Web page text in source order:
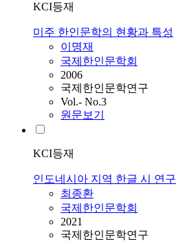
KCI등재
미주 한인문학의 현황과 특성
이명재
국제한인문학회
2006
국제한인문학연구
Vol.- No.3
원문보기
KCI등재
인도네시아 지역 한글 시 연구
최종환
국제한인문학회
2021
국제한인문학연구